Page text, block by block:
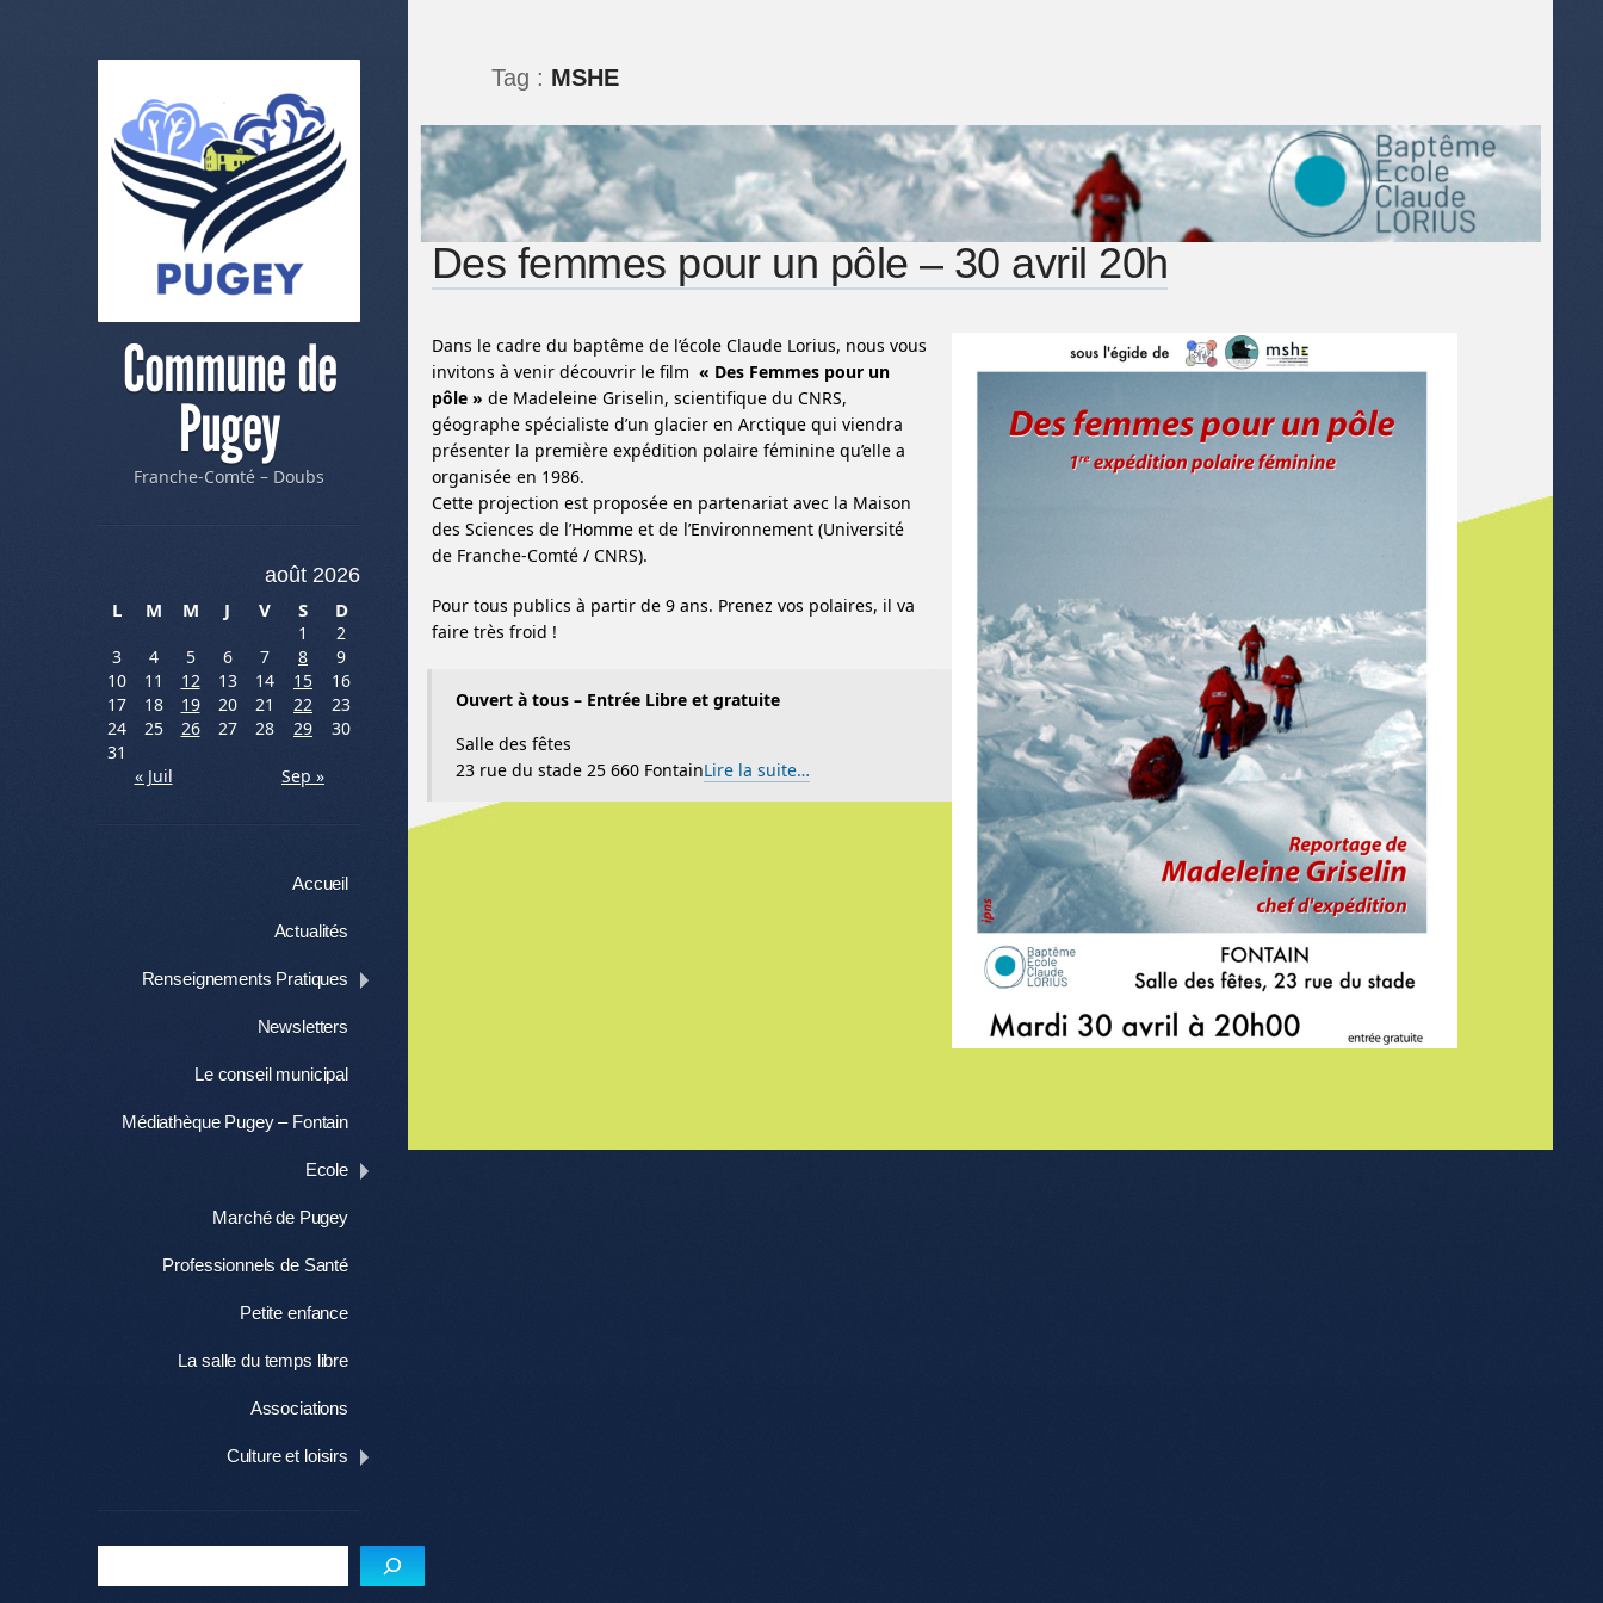
Commune de
Pugey
Franche-Comté – Doubs
août 2026
L
M M J V S D
1
2
3
4 5 6 7 8
9
10
11 12 13 14 15
16
17
18 19 20 21 22
23
24
25 26 27 28 29
30
31
« Juil
Sep »
Accueil
Actualités
Renseignements Pratiques
Newsletters
Le conseil municipal
Médiathèque Pugey – Fontain
Ecole
Marché de Pugey
Professionnels de Santé
Petite enfance
La salle du temps libre
Associations
Culture et loisirs
Tag : MSHE
Des femmes pour un pôle – 30 avril 20h
Dans le cadre du baptême de l’école Claude Lorius, nous vous
invitons à venir découvrir le film « Des Femmes pour un
pôle » de Madeleine Griselin, scientifique du CNRS,
géographe spécialiste d’un glacier en Arctique qui viendra
présenter la première expédition polaire féminine qu’elle a
organisée en 1986.
Cette projection est proposée en partenariat avec la Maison
des Sciences de l’Homme et de l’Environnement (Université
de Franche-Comté / CNRS).
Pour tous publics à partir de 9 ans. Prenez vos polaires, il va
faire très froid !
Ouvert à tous – Entrée Libre et gratuite
Salle des fêtes
23 rue du stade 25 660 FontainLire la suite…